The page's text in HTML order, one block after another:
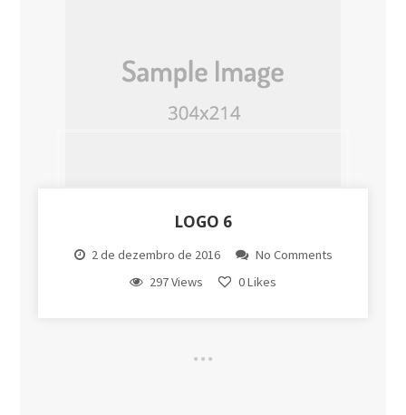
LOGO 6
2 de dezembro de 2016
No Comments
297 Views
0Likes